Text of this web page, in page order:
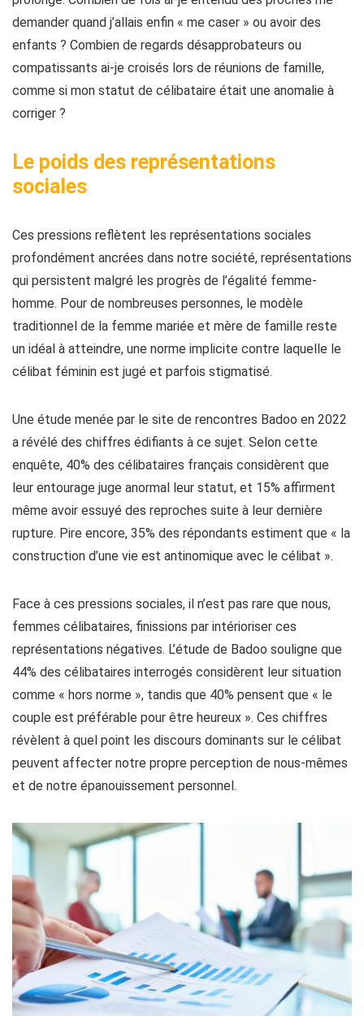
demander quand j’allais enfin « me caser » ou avoir des
enfants ? Combien de regards désapprobateurs ou
compatissants ai-je croisés lors de réunions de famille,
comme si mon statut de célibataire était une anomalie à
corriger ?
Le poids des représentations
sociales
Ces pressions reflètent les représentations sociales
profondément ancrées dans notre société, représentations
qui persistent malgré les progrès de l’égalité femme-
homme. Pour de nombreuses personnes, le modèle
traditionnel de la femme mariée et mère de famille reste
un idéal à atteindre, une norme implicite contre laquelle le
célibat féminin est jugé et parfois stigmatisé.
Une étude menée par le site de rencontres Badoo en 2022
a révélé des chiffres édifiants à ce sujet. Selon cette
enquête, 40% des célibataires français considèrent que
leur entourage juge anormal leur statut, et 15% affirment
même avoir essuyé des reproches suite à leur dernière
rupture. Pire encore, 35% des répondants estiment que « la
construction d’une vie est antinomique avec le célibat ».
Face à ces pressions sociales, il n’est pas rare que nous,
femmes célibataires, finissions par intérioriser ces
représentations négatives. L’étude de Badoo souligne que
44% des célibataires interrogés considèrent leur situation
comme « hors norme », tandis que 40% pensent que « le
couple est préférable pour être heureux ». Ces chiffres
révèlent à quel point les discours dominants sur le célibat
peuvent affecter notre propre perception de nous-mêmes
et de notre épanouissement personnel.